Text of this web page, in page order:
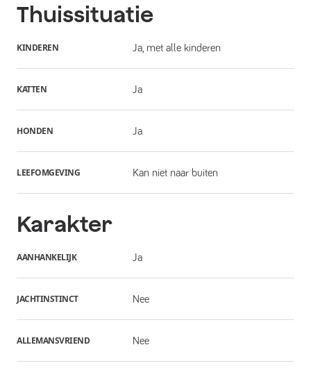
Thuissituatie
KINDEREN Ja, met alle kinderen
KATTEN Ja
HONDEN Ja
LEEFOMGEVING Kan niet naar buiten
Karakter
AANHANKELIJK Ja
JACHTINSTINCT Nee
ALLEMANSVRIEND Nee